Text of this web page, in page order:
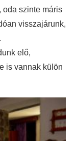
oda szinte máris
visszajárunk,
elő,
is vannak külön